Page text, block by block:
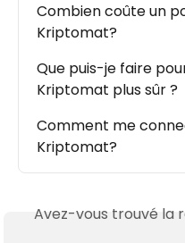
Combien coûte un
Kriptomat?
Que puis-je faire
Kriptomat plus sûr ?
Comment me
Kriptomat?
Avez-vous trouvé la